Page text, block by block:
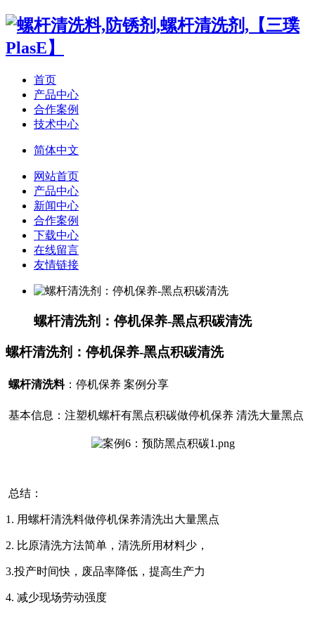
首页
产品中心
合作案例
技术中心
简体中文
网站首页
产品中心
新闻中心
合作案例
下载中心
在线留言
友情链接
螺杆清洗剂：停机保养-黑点积碳清洗
螺杆清洗剂：停机保养-黑点积碳清洗
螺杆清洗料：停机保养 案例分享
基本信息：注塑机螺杆有黑点积碳做停机保养 清洗大量黑点
总结：
1. 用螺杆清洗料做停机保养清洗出大量黑点
2. 比原清洗方法简单，清洗所用材料少，
3.投产时间快，废品率降低，提高生产力
4. 减少现场劳动强度